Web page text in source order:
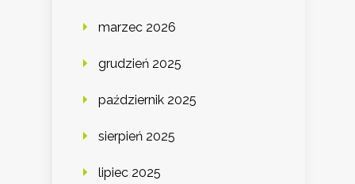
marzec 2026
grudzień 2025
październik 2025
sierpień 2025
lipiec 2025